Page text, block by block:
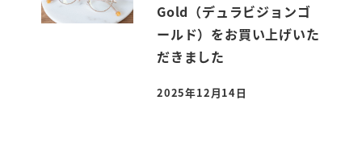
Gold（デュラビジョンゴ
ールド）をお買い上げいた
だきました
投稿日
2025年12月14日